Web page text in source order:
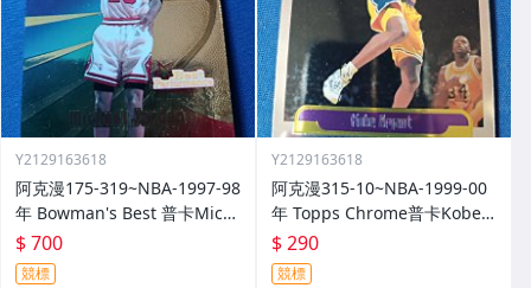
Y2129163618
阿克漫175-319~NBA-1997-98
年 Bowman's Best 普卡Mich
ael Jordan只剩一張
$ 700
競標
Y2129163618
阿克漫315-10~NBA-1999-00
年 Topps Chrome普卡Kobe B
ryant
$ 290
競標